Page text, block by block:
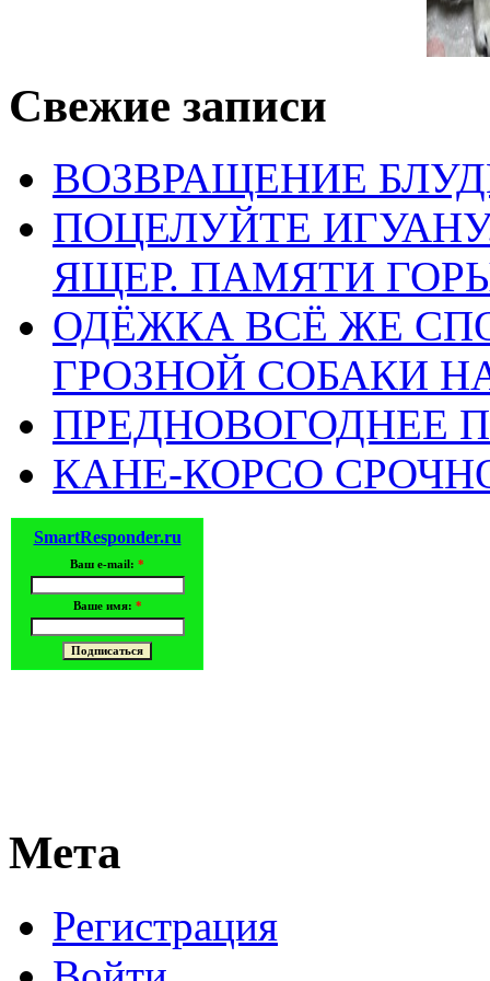
Свежие записи
ВОЗВРАЩЕНИЕ
ПОЦЕЛУЙТЕ
ЯЩЕР. ПАМЯТИ
ОДЁЖКА ВСЁ ЖЕ
ГРОЗНОЙ СОБАКИ
ПРЕДНОВОГОДНЕЕ
КАНЕ-КОРСО
SmartResponder.ru
Ваш e-mail: *
Ваше имя: *
Мета
Регистрация